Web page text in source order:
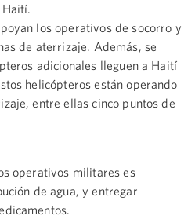
los operativos de socorro y
de aterrizaje. Además, se
adicionales lleguen a Haití
helicópteros están operando
entre ellas cinco puntos de
operativos militares es
de agua, y entregar